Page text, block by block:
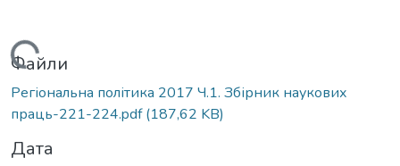
Вантажиться...
Файли
Регіональна політика 2017 Ч.1. Збірник наукових
праць-221-224.pdf(187,62 KB)
Дата